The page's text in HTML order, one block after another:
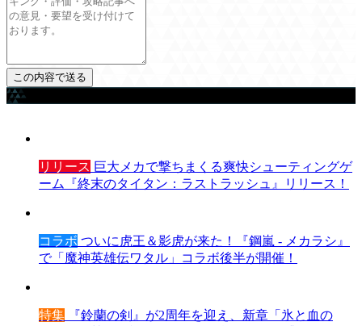
ゲームを探す
リリース 巨大メカで撃ちまくる爽快シューティングゲ
ーム『終末のタイタン：ラストラッシュ』リリース！
コラボ ついに虎王＆影虎が来た！『鋼嵐 - メカラシ』
で「魔神英雄伝ワタル」コラボ後半が開催！
特集 『鈴蘭の剣』が2周年を迎え、新章「氷と血の